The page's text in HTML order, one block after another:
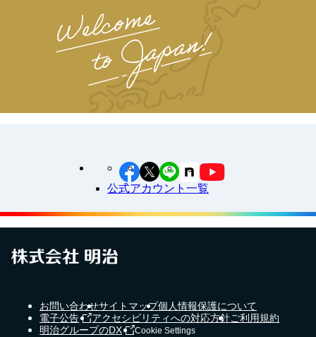
公式アカウント一覧
お問い合わせサイトマップ個人情報保護について
電子公告
アクセシビリティへの対応方針ご利用規約
明治グループのDX
Cookie Settings